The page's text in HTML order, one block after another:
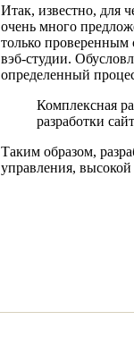
Итак, известно, для
очень много
только проверенным
вэб-студии.
определенный
Комплексная
разработки
Таким образом,
управления,